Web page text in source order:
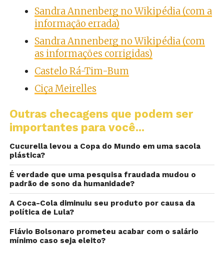
Sandra Annenberg no Wikipédia (com a
informação errada)
Sandra Annenberg no Wikipédia (com
as informações corrigidas)
Castelo Rá-Tim-Bum
Ciça Meirelles
Outras checagens que podem ser
importantes para você...
Cucurella levou a Copa do Mundo em uma sacola
plástica?
É verdade que uma pesquisa fraudada mudou o
padrão de sono da humanidade?
A Coca-Cola diminuiu seu produto por causa da
política de Lula?
Flávio Bolsonaro prometeu acabar com o salário
mínimo caso seja eleito?